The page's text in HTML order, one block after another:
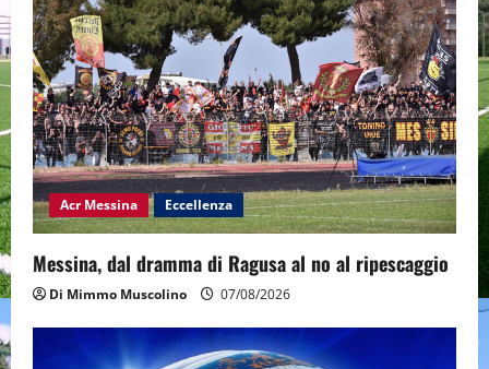
Acr Messina Eccellenza
Messina, dal dramma di Ragusa al no al ripescaggio
Di Mimmo Muscolino 07/08/2026